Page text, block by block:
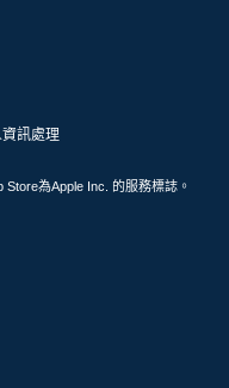
資訊處理
為Apple Inc. 的服務標誌。